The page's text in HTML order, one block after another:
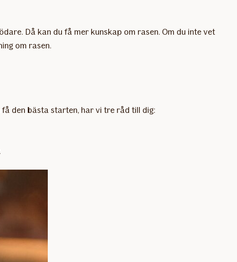
Då kan du få mer kunskap om rasen. Om du inte vet
om rasen.
den bästa starten, har vi tre råd till dig: